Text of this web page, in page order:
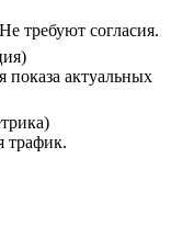
требуют согласия.
показа актуальных
трафик.